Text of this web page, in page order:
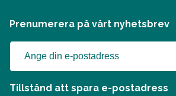
Prenumerera på vårt nyhetsbrev
Tillstånd att spara e-postadress